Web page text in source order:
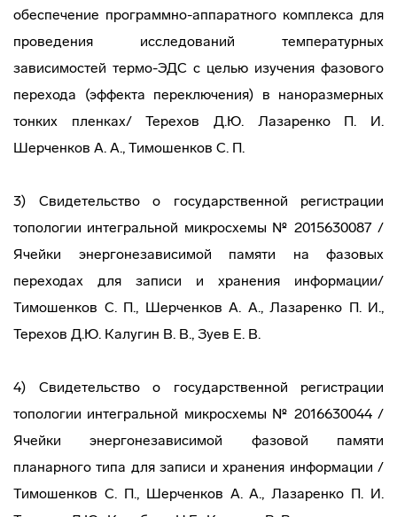
обеспечение программно-аппаратного комплекса для
проведения исследований температурных
зависимостей термо-ЭДС с целью изучения фазового
перехода (эффекта переключения) в наноразмерных
тонких пленках/ Терехов Д.Ю. Лазаренко П. И.
Шерченков А. А., Тимошенков С. П.
3) Свидетельство о государственной регистрации
топологии интегральной микросхемы № 2015630087 /
Ячейки энергонезависимой памяти на фазовых
переходах для записи и хранения информации/
Тимошенков С. П., Шерченков А. А., Лазаренко П. И.,
Терехов Д.Ю. Калугин В. В., Зуев Е. В.
4) Свидетельство о государственной регистрации
топологии интегральной микросхемы № 2016630044 /
Ячейки энергонезависимой фазовой памяти
планарного типа для записи и хранения информации /
Тимошенков С. П., Шерченков А. А., Лазаренко П. И.